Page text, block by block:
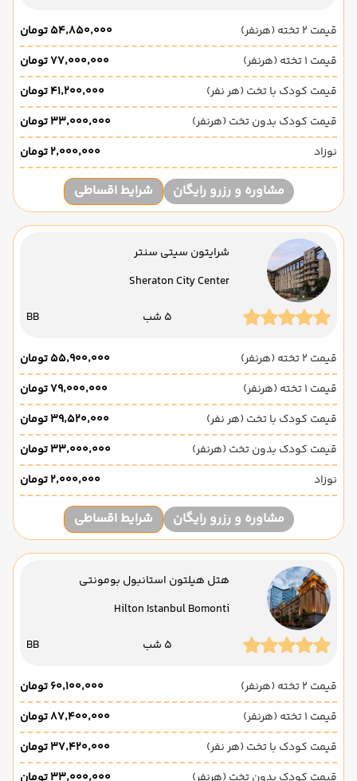
قیمت 2 تخته (هرنفر)
۵۴٬۸۵۰٬۰۰۰ تومان
قیمت 1 تخته (هرنفر)
۷۷٬۰۰۰٬۰۰۰ تومان
قیمت کودک با تخت (هر نفر)
۴۱٬۲۰۰٬۰۰۰ تومان
قیمت کودک بدون تخت (هرنفر)
۳۳٬۰۰۰٬۰۰۰ تومان
نوزاد
۲٬۰۰۰٬۰۰۰ تومان
مشاوره و رزرو رایگان شرایط اقساطی
شرایتون سیتی سنتر
Sheraton City Center
5 شب BB
قیمت 2 تخته (هرنفر)
۵۵٬۹۰۰٬۰۰۰ تومان
قیمت 1 تخته (هرنفر)
۷۹٬۰۰۰٬۰۰۰ تومان
قیمت کودک با تخت (هر نفر)
۳۹٬۵۲۰٬۰۰۰ تومان
قیمت کودک بدون تخت (هرنفر)
۳۳٬۰۰۰٬۰۰۰ تومان
نوزاد
۲٬۰۰۰٬۰۰۰ تومان
مشاوره و رزرو رایگان شرایط اقساطی
هتل هیلتون استانبول بومونتی
Hilton Istanbul Bomonti
5 شب BB
قیمت 2 تخته (هرنفر)
۶۰٬۱۰۰٬۰۰۰ تومان
قیمت 1 تخته (هرنفر)
۸۷٬۴۰۰٬۰۰۰ تومان
قیمت کودک با تخت (هر نفر)
۳۷٬۴۲۰٬۰۰۰ تومان